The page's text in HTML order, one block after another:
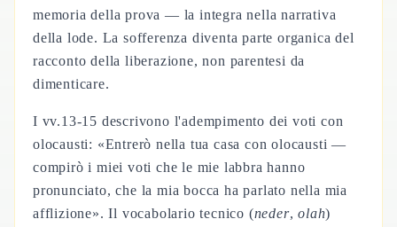
memoria della prova — la integra nella narrativa
della lode. La sofferenza diventa parte organica del
racconto della liberazione, non parentesi da
dimenticare.
I vv.13-15 descrivono l'adempimento dei voti con
olocausti: «Entrerò nella tua casa con olocausti —
compirò i miei voti che le mie labbra hanno
pronunciato, che la mia bocca ha parlato nella mia
afflizione». Il vocabolario tecnico (neder,olah)